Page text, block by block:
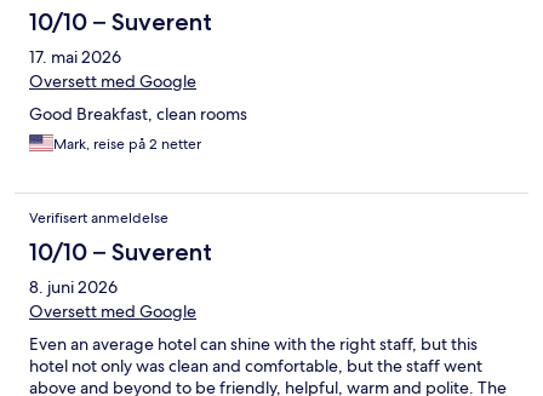
10/10 – Suverent
17. mai 2026
Oversett med Google
Good Breakfast, clean rooms
Mark, reise på 2 netter
Verifisert anmeldelse
10/10 – Suverent
8. juni 2026
Oversett med Google
Even an average hotel can shine with the right staff, but this
hotel not only was clean and comfortable, but the staff went
above and beyond to be friendly, helpful, warm and polite. The